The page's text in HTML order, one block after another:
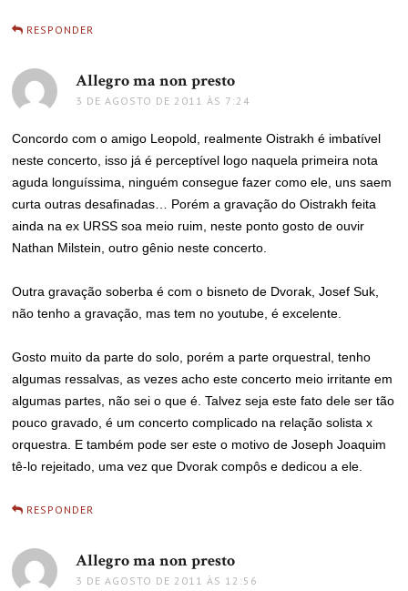
RESPONDER
Allegro ma non presto
3 DE AGOSTO DE 2011 ÀS 7:24
Concordo com o amigo Leopold, realmente Oistrakh é imbatível
neste concerto, isso já é perceptível logo naquela primeira nota
aguda longuíssima, ninguém consegue fazer como ele, uns saem
curta outras desafinadas… Porém a gravação do Oistrakh feita
ainda na ex URSS soa meio ruim, neste ponto gosto de ouvir
Nathan Milstein, outro gênio neste concerto.
Outra gravação soberba é com o bisneto de Dvorak, Josef Suk,
não tenho a gravação, mas tem no youtube, é excelente.
Gosto muito da parte do solo, porém a parte orquestral, tenho
algumas ressalvas, as vezes acho este concerto meio irritante em
algumas partes, não sei o que é. Talvez seja este fato dele ser tão
pouco gravado, é um concerto complicado na relação solista x
orquestra. E também pode ser este o motivo de Joseph Joaquim
tê-lo rejeitado, uma vez que Dvorak compôs e dedicou a ele.
RESPONDER
Allegro ma non presto
3 DE AGOSTO DE 2011 ÀS 12:56